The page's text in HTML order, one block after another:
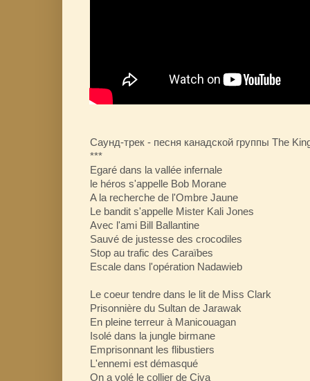
Саунд-трек - песня канадской группы The
***
Egaré dans la vallée infernale
le héros s'appelle Bob Morane
A la recherche de l'Ombre Jaune
Le bandit s'appelle Mister Kali Jones
Avec l'ami Bill Ballantine
Sauvé de justesse des crocodiles
Stop au trafic des Caraïbes
Escale dans l'opération Nadawieb
Le coeur tendre dans le lit de Miss Clark
Prisonnière du Sultan de Jarawak
En pleine terreur à Manicouagan
Isolé dans la jungle birmane
Emprisonnant les flibustiers
L'ennemi est démasqué
On a volé le collier de Civa